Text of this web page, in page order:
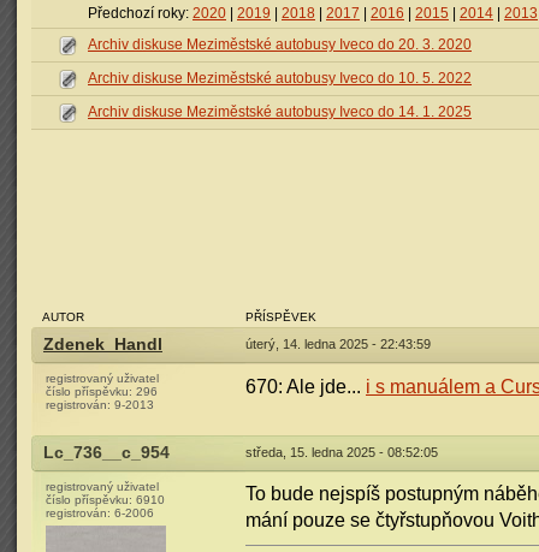
Předchozí roky: 2020 2019 2018 2017 2016 2015 2014 2013
Archiv diskuse Meziměstské autobusy Iveco do 20. 3. 2020
Archiv diskuse Meziměstské autobusy Iveco do 10. 5. 2022
Archiv diskuse Meziměstské autobusy Iveco do 14. 1. 2025
AUTOR PŘÍSPĚVEK
Zdenek_Handl úterý, 14. ledna 2025 - 22:43:59
registrovaný uživatel
číslo příspěvku: 296
registrován: 9-2013
670: Ale jde... i s manuálem a
Lc_736__c_954 středa, 15. ledna 2025 - 08:52:05
registrovaný uživatel
číslo příspěvku: 6910
registrován: 6-2006
To bude nejspíš postupným
mání pouze se čtyřstupňovou